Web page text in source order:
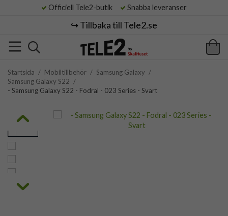
Officiell Tele2-butik Snabba leveranser
↪️ Tillbaka till Tele2.se
Startsida / Mobiltillbehör / Samsung Galaxy /
Samsung Galaxy S22 /
- Samsung Galaxy S22 - Fodral - 023 Series - Svart